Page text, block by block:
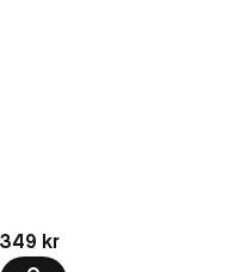
Pris: 349 kr
349 kr